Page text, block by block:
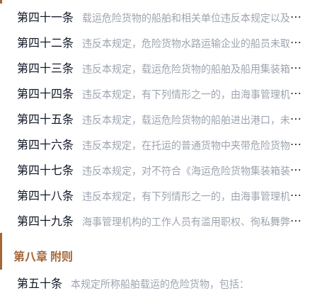
第四十一条
载运危险货物的船舶和相关单位违反本规定以及国家水上交通安全的规定，应当予以行政处罚的，由海事管理机构按照有关法规执行。
第四十二条 违反本规定，危险货物水路运输企业的船员未取得特殊培训合格证的，由海事管理机构责令改正，属于危险化学品的处5万元以上10万元以下的罚款，属于危险化学品以外的危险货…
第四十三条 违反本规定，载运危险货物的船舶及船用集装箱、船用刚性中型散装容器和船用可移动罐柜等配载的容器未经检验合格而投入使用的，由海事管理机构责令改正，属于危险化学品的处…
第四十四条 违反本规定，有下列情形之一的，由海事管理机构责令改正，属于危险化学品的处5万元以上10万元以下的罚款，属于危险化学品以外的危险货物的处500元以上3万元以下的罚…
第四十五条 违反本规定，载运危险货物的船舶进出港口，未依法向海事管理机构办理申报手续的，在内河通航水域运输危险货物的，对负有责任的主管人员或者其他直接责任人员处2万元以上1…
第四十六条 违反本规定，在托运的普通货物中夹带危险货物，或者将危险货物谎报或者匿报为普通货物托运的，由海事管理机构责令改正，属于危险化学品的处10万元以上20万元以下的罚款…
第四十七条 违反本规定，对不符合《海运危险货物集装箱装箱安全技术要求》的危险货物集装箱签署《集装箱装箱证明书》的，由海事管理机构责令改正，对聘用该集装箱装箱现场检查员的单位…
第四十八条 违反本规定，有下列情形之一的，由海事管理机构责令改正，处500元以上3万元以下的罚款：
第四十九条 海事管理机构的工作人员有滥用职权、徇私舞弊、玩忽职守等严重失职行为的，由其所在单位或者上级机关依法处理；情节严重构成犯罪的，由司法机关依法追究刑事责任。
第八章 附则
第五十条
本规定所称船舶载运的危险货物，包括：